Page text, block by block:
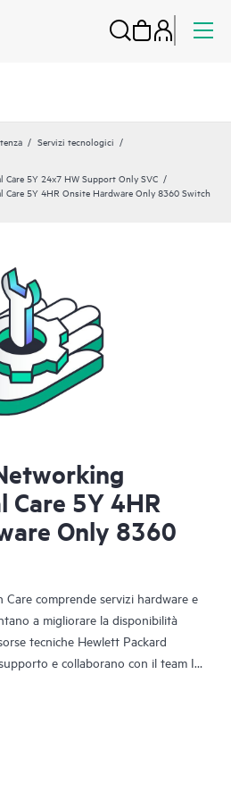
Servizi tecnologici
5Y 24x7 HW Support Only SVC
Care 5Y 4HR Onsite Hardware Only 8360 Switch
Care 5Y 4HR
Only 8360
comprende servizi hardware e
a migliorare la disponibilità
tecniche Hewlett Packard
e collaborano con il team IT
prodotti di terzi.
dal servizio HPE Foundation